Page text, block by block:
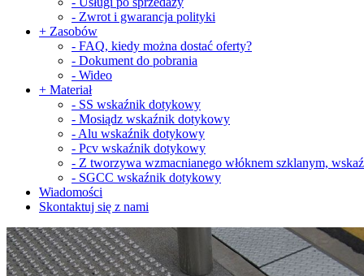
- Zwrot i gwarancja polityki
+ Zasobów
- FAQ, kiedy można dostać oferty?
- Dokument do pobrania
- Wideo
+ Materiał
- SS wskaźnik dotykowy
- Mosiądz wskaźnik dotykowy
- Alu wskaźnik dotykowy
- Pcv wskaźnik dotykowy
- Z tworzywa wzmacnianego włóknem szklanym,
- SGCC wskaźnik dotykowy
Wiadomości
Skontaktuj się z nami